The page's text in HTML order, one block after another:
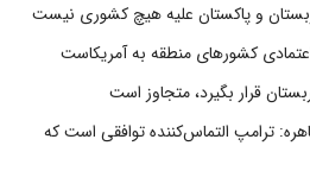
و پاکستان علیه هیچ کشوری نیست
کشورهای منطقه به آمریکاست
قرار بگیرد، متجاوز است
ترامپ التماس‌کننده توافقی است که